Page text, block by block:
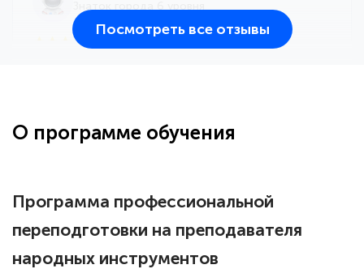
большое количество методических
Елена Кравченко
Посмотреть все отзывы
О программе обучения
Программа профессиональной
переподготовки на преподавателя
народных инструментов